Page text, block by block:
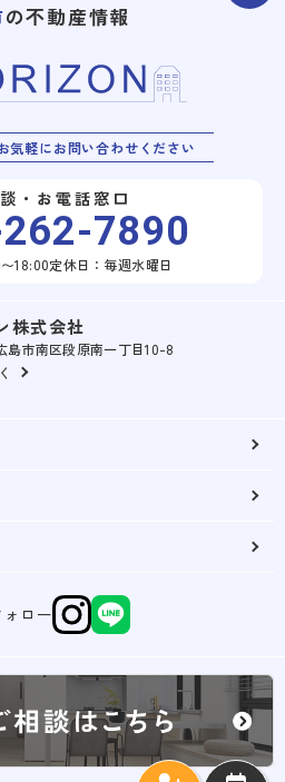
の不動産情報
気軽にお問い合わせください
・お電話窓口
7890
18:00定休日：毎週水曜日
株式会社
島市南区段原南一丁目10-8
ロー